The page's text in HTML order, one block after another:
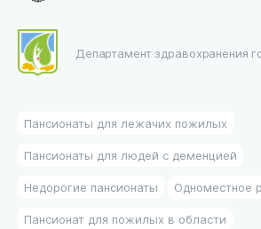
Департамент здравохранения
Пансионаты для лежачих пожилых
Пансионаты для людей с деменцией
Недорогие пансионаты Одноместное
Пансионат для пожилых в области